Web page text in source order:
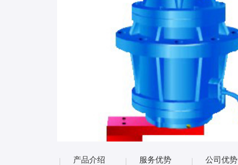
产品介绍 服务优势 公司优势